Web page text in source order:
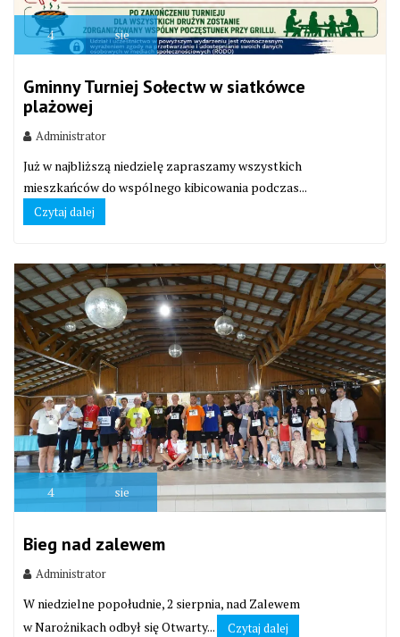
4 sie
Gminny Turniej Sołectw w siatkówce
plażowej
Administrator
Już w najbliższą niedzielę zapraszamy wszystkich
mieszkańców do wspólnego kibicowania podczas...
Czytaj dalej
4 sie
Bieg nad zalewem
Administrator
W niedzielne popołudnie, 2 sierpnia, nad Zalewem
w Narożnikach odbył się Otwarty...
Czytaj dalej